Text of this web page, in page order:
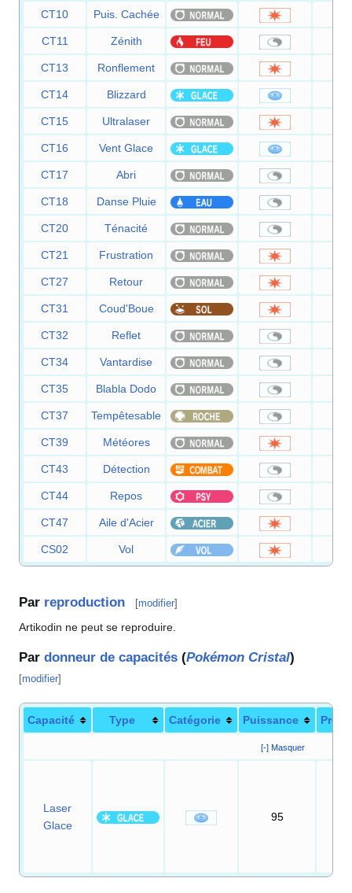
CT10 Puis. Cachée
CT11 Zénith
CT13 Ronflement
CT14 Blizzard
CT15 Ultralaser
CT16 Vent Glace
CT17 Abri
CT18 Danse Pluie
CT20 Ténacité
CT21 Frustration
CT27 Retour
CT31 Coud'Boue
CT32 Reflet
CT34 Vantardise
CT35 Blabla Dodo
CT37 Tempêtesable
CT39 Météores
CT43 Détection
CT44 Repos
CT47 Aile d'Acier
CS02 Vol
Par reproduction [modifier]
Artikodin ne peut se reproduire.
Par donneur de capacités (Pokémon Cristal)
[modifier]
Capacité Type Catégorie Puissance
[-] Masquer
Laser
Glace
95